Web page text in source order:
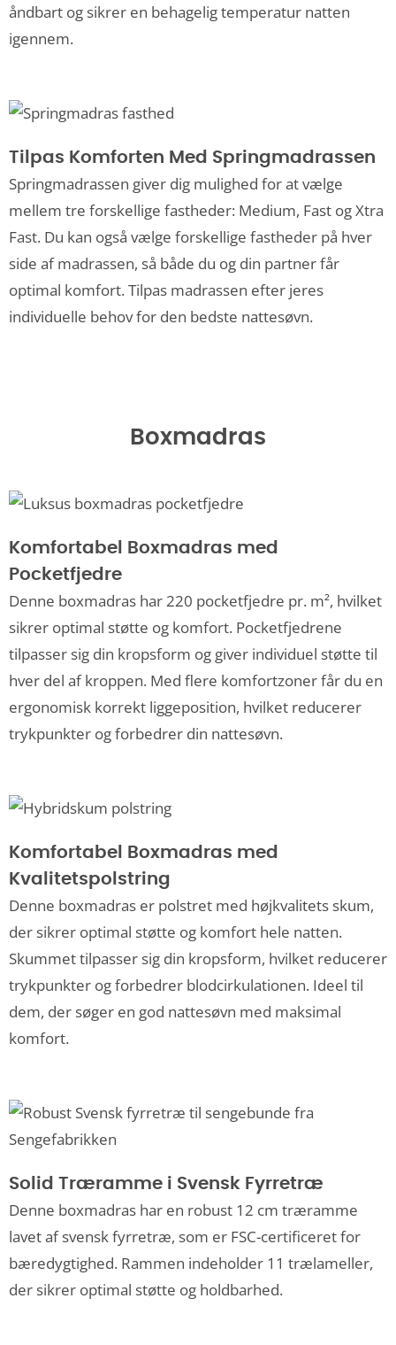
åndbart og sikrer en behagelig temperatur natten
igennem.
Tilpas Komforten Med Springmadrassen
Springmadrassen giver dig mulighed for at vælge
mellem tre forskellige fastheder: Medium, Fast og Xtra
Fast. Du kan også vælge forskellige fastheder på hver
side af madrassen, så både du og din partner får
optimal komfort. Tilpas madrassen efter jeres
individuelle behov for den bedste nattesøvn.
Boxmadras
Komfortabel Boxmadras med
Pocketfjedre
Denne boxmadras har 220 pocketfjedre pr. m², hvilket
sikrer optimal støtte og komfort. Pocketfjedrene
tilpasser sig din kropsform og giver individuel støtte til
hver del af kroppen. Med flere komfortzoner får du en
ergonomisk korrekt liggeposition, hvilket reducerer
trykpunkter og forbedrer din nattesøvn.
Komfortabel Boxmadras med
Kvalitetspolstring
Denne boxmadras er polstret med højkvalitets skum,
der sikrer optimal støtte og komfort hele natten.
Skummet tilpasser sig din kropsform, hvilket reducerer
trykpunkter og forbedrer blodcirkulationen. Ideel til
dem, der søger en god nattesøvn med maksimal
komfort.
Solid Træramme i Svensk Fyrretræ
Denne boxmadras har en robust 12 cm træramme
lavet af svensk fyrretræ, som er FSC-certificeret for
bæredygtighed. Rammen indeholder 11 trælameller,
der sikrer optimal støtte og holdbarhed.